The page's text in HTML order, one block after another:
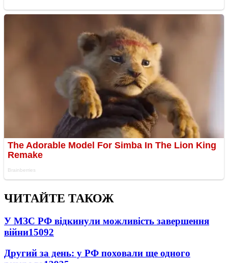
ЧИТАЙТЕ ТАКОЖ
У МЗС РФ відкинули можливість завершення
війни15092
Другий за день: у РФ поховали ще одного